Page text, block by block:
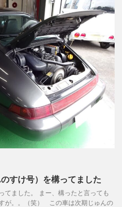
すけ号）を構ってました
てました。 まー、構ったと言っても
が。。（笑） この車は次期じゅんの